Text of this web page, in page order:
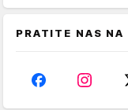
PRATITE NAS NA